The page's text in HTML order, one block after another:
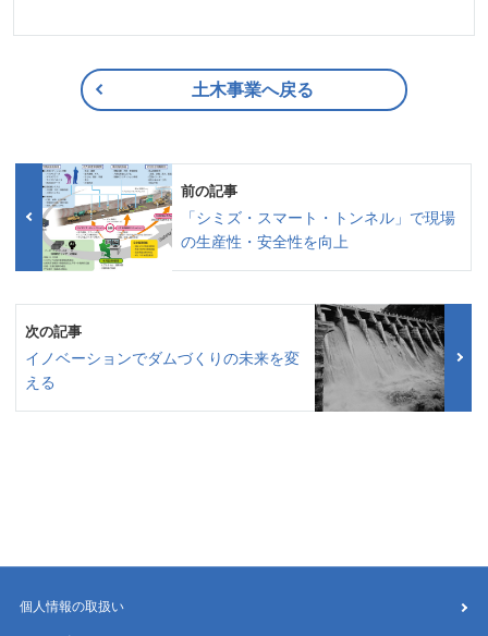
土木事業へ戻る
前の記事
「シミズ・スマート・トンネル」で現場
の生産性・安全性を向上
次の記事
イノベーションでダムづくりの未来を変
える
個人情報の取扱い